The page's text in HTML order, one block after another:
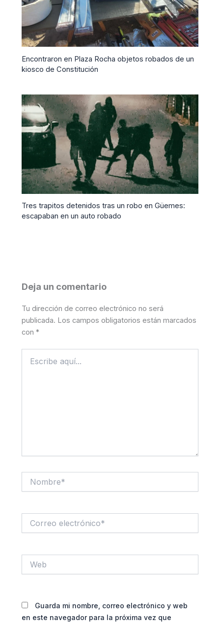
Encontraron en Plaza Rocha objetos robados de un
kiosco de Constitución
Tres trapitos detenidos tras un robo en Güemes:
escapaban en un auto robado
Deja un comentario
Tu dirección de correo electrónico no será
publicada. Los campos obligatorios están marcados
con*
aquí...
electrónico*
Guarda mi nombre, correo electrónico y web
en este navegador para la próxima vez que